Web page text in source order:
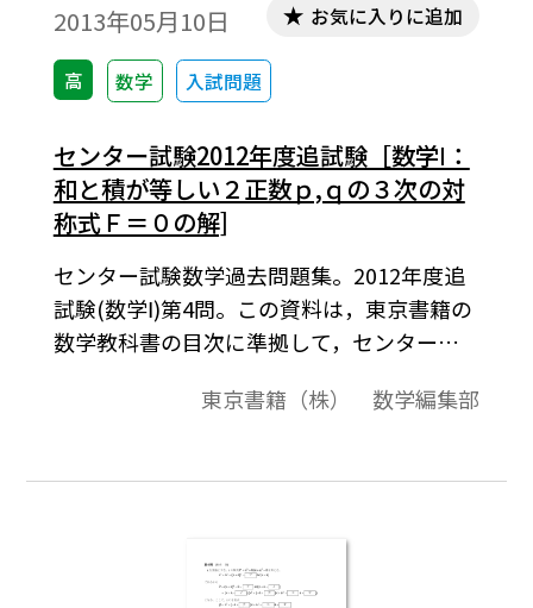
2013年05月10日
高 数学 入試問題
お気に入りに追加
センター試験2012年度追試験［数学Ⅰ：
和と積が等しい２正数ｐ,ｑの３次の対
称式Ｆ＝０の解]
センター試験数学過去問題集。2012年度追
試験(数学Ⅰ)第4問。この資料は，東京書籍の
数学教科書の目次に準拠して，センター試
解答で構成されています。東京書籍（株） 数学編集部